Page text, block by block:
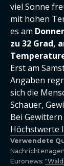
viel Sonne
mit hohen
es am
zu 32 Grad,
Erst am
Angaben
sich die
Schauer,
Bei
Höchstwerte
Verwendete
Euronews: